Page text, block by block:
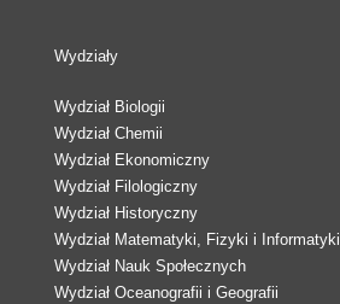
Wydziały
Wydział Biologii
Wydział Chemii
Wydział Ekonomiczny
Wydział Filologiczny
Wydział Historyczny
Wydział Matematyki, Fizyki i Informatyki
Wydział Nauk Społecznych
Wydział Oceanografii i Geografii